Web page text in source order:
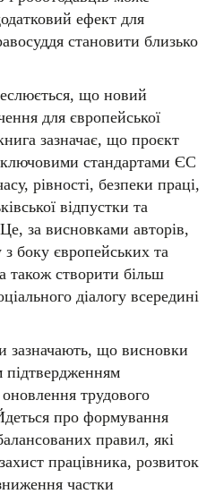
ефект для
становити близько
що новий
для європейської
зазначає, що проєкт
ключовими стандартами ЄС
рівності, безпеки праці,
відпустки та
Це, за висновками авторів,
боку європейських та
також створити більш
діалогу всередині
зазначають, що висновки
підтвердженням
трудового
про формування
правил, які
працівника, розвиток
частки